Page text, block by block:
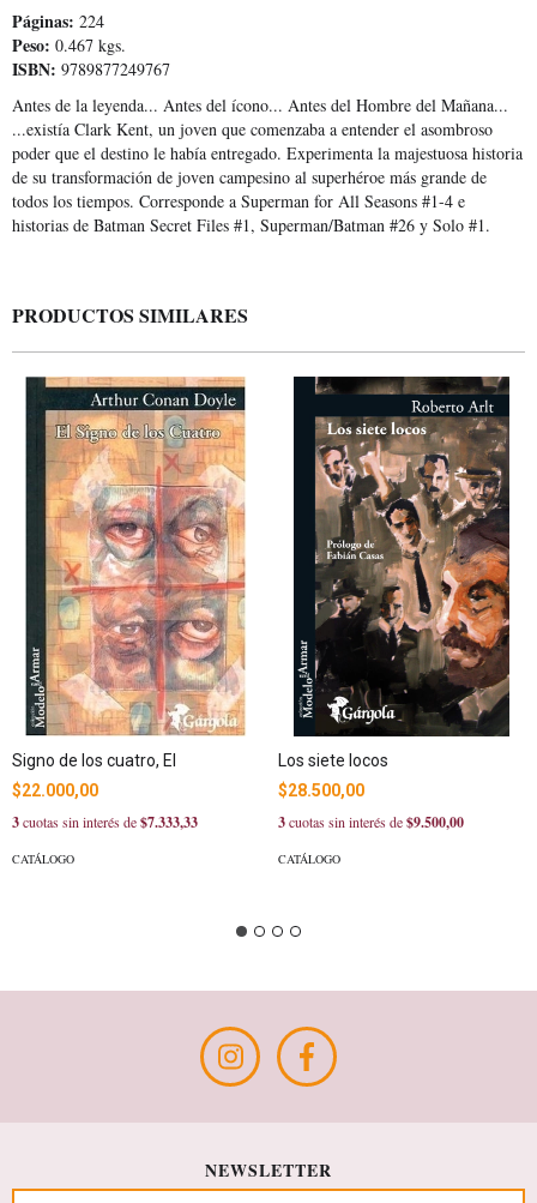
Páginas: 224
Peso: 0.467 kgs.
ISBN: 9789877249767
Antes de la leyenda... Antes del ícono... Antes del Hombre del Mañana...
...existía Clark Kent, un joven que comenzaba a entender el asombroso
poder que el destino le había entregado. Experimenta la majestuosa historia
de su transformación de joven campesino al superhéroe más grande de
todos los tiempos. Corresponde a Superman for All Seasons #1-4 e
historias de Batman Secret Files #1, Superman/Batman #26 y Solo #1.
PRODUCTOS SIMILARES
Signo de los cuatro, El
$22.000,00
3cuotas sin interés de$7.333,33
CATÁLOGO
Los siete locos
$28.500,00
3cuotas sin interés de$9.500,00
CATÁLOGO
NEWSLETTER